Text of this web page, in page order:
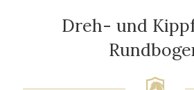
Dreh- und